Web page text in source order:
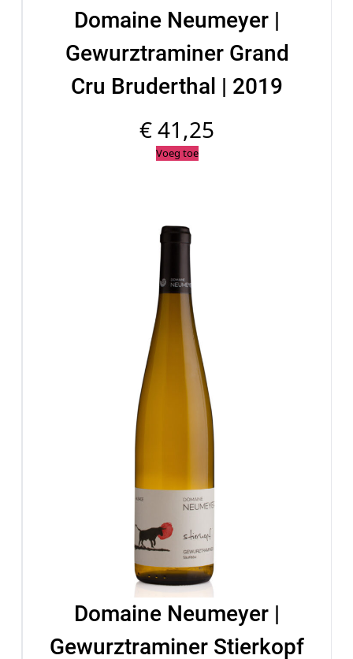
Domaine Neumeyer |
Gewurztraminer Grand
Cru Bruderthal | 2019
€41,25
Voeg toe
Domaine Neumeyer |
Gewurztraminer Stierkopf